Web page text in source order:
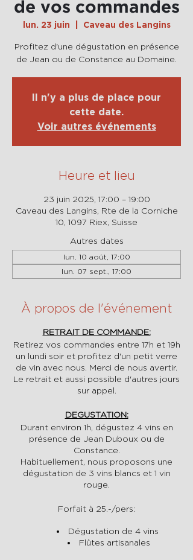
de vos commandes
lun. 23 juin Caveau des Langins
Profitez d'une dégustation en présence
de Jean ou de Constance au Domaine.
Il n'y a plus de place pour
cette date.
Voir autres événements
Heure et lieu
23 juin 2025, 17:00 – 19:00
Caveau des Langins, Rte de la Corniche
10, 1097 Riex, Suisse
Autres dates
lun. 10 août, 17:00
lun. 07 sept., 17:00
À propos de l'événement
RETRAIT DE COMMANDE:
Retirez vos commandes entre 17h et 19h
un lundi soir et profitez d'un petit verre
de vin avec nous. Merci de nous avertir.
Le retrait et aussi possible d'autres jours
sur appel.
DEGUSTATION:
Durant environ 1h, dégustez 4 vins en
présence de Jean Duboux ou de
Constance.
Habituellement, nous proposons une
dégustation de 3 vins blancs et 1 vin
rouge.
Forfait à 25.-/pers:
Dégustation de 4 vins
Flûtes artisanales